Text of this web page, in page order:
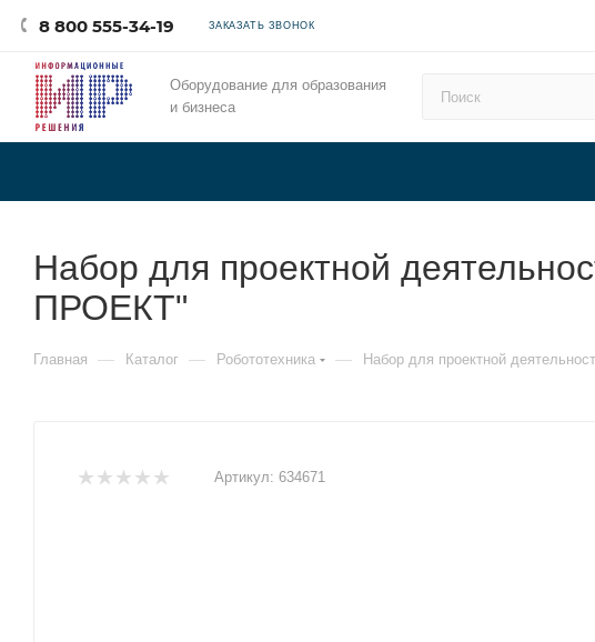
8 800 555-34-19 ЗАКАЗАТЬ ЗВОНОК
Оборудование для образования
и бизнеса
Набор для проектной
ПРОЕКТ"
Главная — Каталог — Робототехника — Набор для проектной
Артикул: 634671